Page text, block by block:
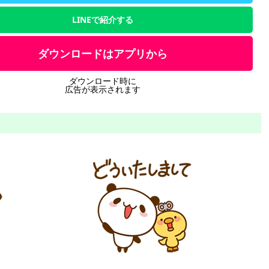
LINEで紹介する
ダウンロードはアプリから
ダウンロード時に
広告が表示されます